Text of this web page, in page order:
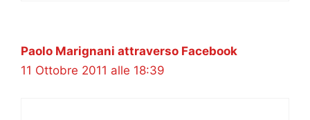
Paolo Marignani attraverso Facebook
11 Ottobre 2011 alle 18:39